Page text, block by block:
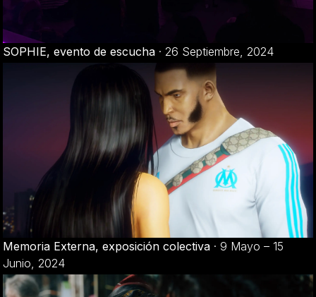
SOPHIE, evento de escucha · 26 Septiembre, 2024
Memoria Externa, exposición colectiva · 9 Mayo – 15
Junio, 2024